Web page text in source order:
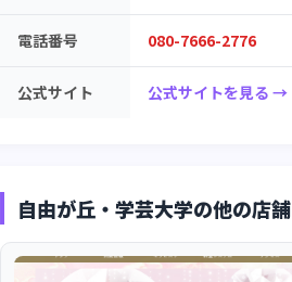
電話番号 080-7666-2776
公式サイト 公式サイトを見る →
自由が丘・学芸大学の他の店舗